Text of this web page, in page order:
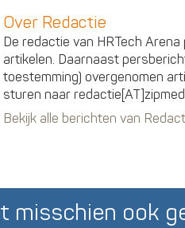
Over Redactie
De redactie van HRTech
artikelen. Daarnaast
toestemming) overgenomen
sturen naar
Bekijk alle berichten van
misschien ook